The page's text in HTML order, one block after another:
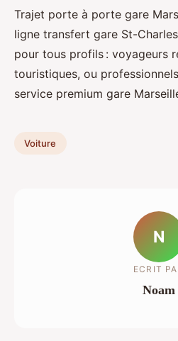
Trajet porte à porte gare
ligne transfert gare St-
pour tous profils : voyageurs
touristiques, ou
service premium gare
Voiture
N
ECRIT
Noam